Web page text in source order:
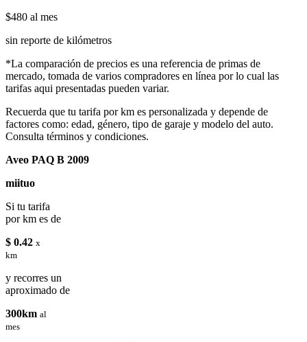
$480 al mes
sin reporte de kilómetros
*La comparación de precios es una referencia de primas de
mercado, tomada de varios compradores en línea por lo cual las
tarifas aqui presentadas pueden variar.
Recuerda que tu tarifa por km es personalizada y depende de
factores como: edad, género, tipo de garaje y modelo del auto.
Consulta términos y condiciones.
Aveo PAQ B 2009
miituo
Si tu tarifa
por km es de
$ 0.42 x
km
y recorres un
aproximado de
300km al
mes